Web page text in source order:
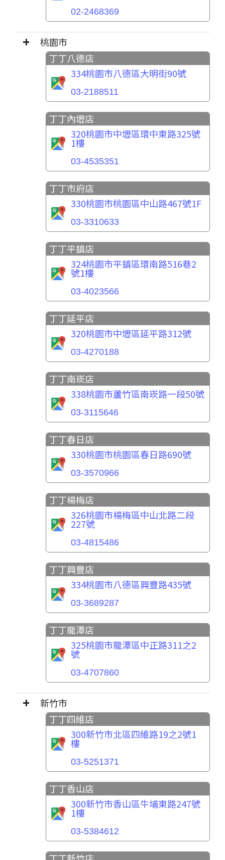
02-2468369
桃園市
丁丁八德店
334桃園市八德區大明街90號
03-2188511
丁丁內壢店
320桃園市中壢區環中東路325號
1樓
03-4535351
丁丁市府店
330桃園市桃園區中山路467號1F
03-3310633
丁丁平鎮店
324桃園市平鎮區環南路516巷2
號1樓
03-4023566
丁丁延平店
320桃園市中壢區延平路312號
03-4270188
丁丁南崁店
338桃園市蘆竹區南崁路一段50號
03-3115646
丁丁春日店
330桃園市桃園區春日路690號
03-3570966
丁丁楊梅店
326桃園市楊梅區中山北路二段
227號
03-4815486
丁丁興豐店
334桃園市八德區興豐路435號
03-3689287
丁丁龍潭店
325桃園市龍潭區中正路311之2
號
03-4707860
新竹市
丁丁四維店
300新竹市北區四維路19之2號1
樓
03-5251371
丁丁香山店
300新竹市香山區牛埔東路247號
1樓
03-5384612